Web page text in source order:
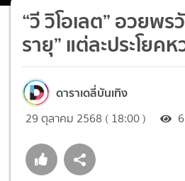
“วี วิโอเลต” อวยพร
รายุ” แต่ละประโยค
ดาราเดลี่บันเทิง
29 ตุลาคม 2568 ( 18:00 )